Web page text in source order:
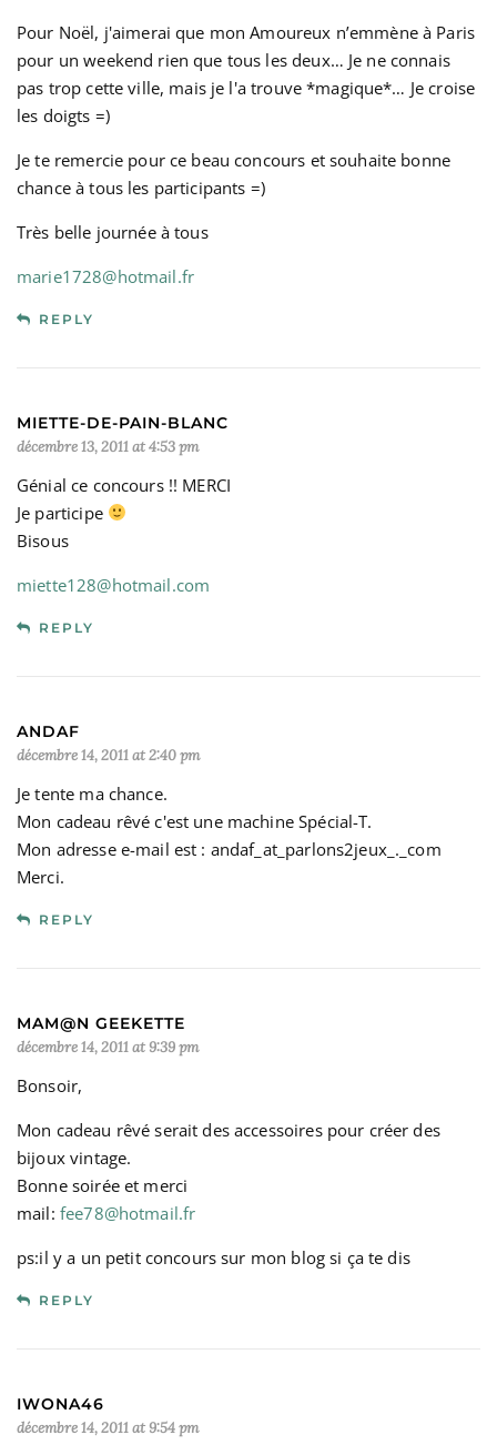
Pour Noël, j'aimerai que mon Amoureux n’emmène à Paris
pour un weekend rien que tous les deux… Je ne connais
pas trop cette ville, mais je l'a trouve *magique*… Je croise
les doigts =)
Je te remercie pour ce beau concours et souhaite bonne
chance à tous les participants =)
Très belle journée à tous
marie1728@hotmail.fr
REPLY
MIETTE-DE-PAIN-BLANC
décembre 13, 2011 at 4:53 pm
Génial ce concours !! MERCI
Je participe
Bisous
miette128@hotmail.com
REPLY
ANDAF
décembre 14, 2011 at 2:40 pm
Je tente ma chance.
Mon cadeau rêvé c'est une machine Spécial-T.
Mon adresse e-mail est : andaf_at_parlons2jeux_._com
Merci.
REPLY
MAM@N GEEKETTE
décembre 14, 2011 at 9:39 pm
Bonsoir,
Mon cadeau rêvé serait des accessoires pour créer des
bijoux vintage.
Bonne soirée et merci
mail: fee78@hotmail.fr
ps:il y a un petit concours sur mon blog si ça te dis
REPLY
IWONA46
décembre 14, 2011 at 9:54 pm